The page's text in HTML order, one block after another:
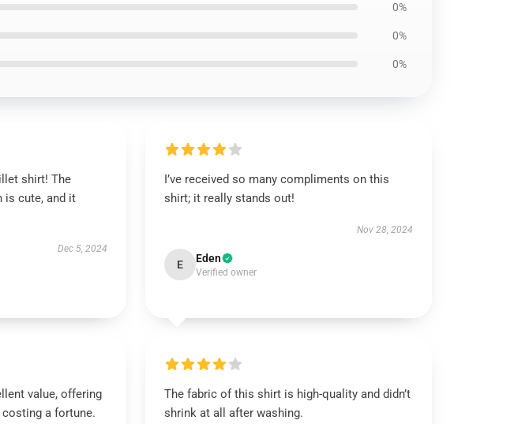
0%
0%
0%
shirt! The
is cute, and it
Dec 5, 2024
I’ve received so many compliments on this
shirt; it really stands out!
Nov 28, 2024
E Eden
Verified owner
value, offering
a fortune.
The fabric of this shirt is high-quality and didn’t
shrink at all after washing.